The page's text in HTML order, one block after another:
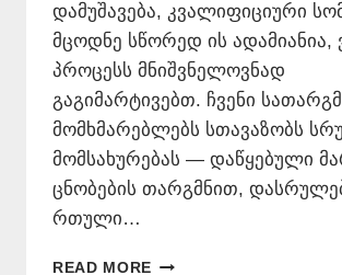
დამუშავება, კვალიფიციური
მცოდნე სწორედ ის ადამიანია,
პროცესს მნიშვნელოვნად
გაგიმარტივებთ. ჩვენი
მომხმარებლებს სთავაზობს
მომსახურებას — დაწყებული
ცნობების თარგმნით,
რთული…
READ MORE ᲡᲝᲛᲮᲣᲠᲘ